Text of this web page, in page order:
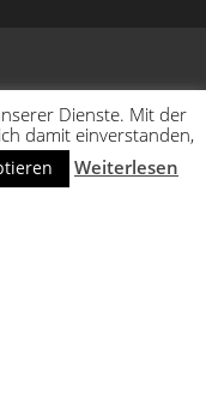
Dienste. Mit der
damit einverstanden,
Weiterlesen